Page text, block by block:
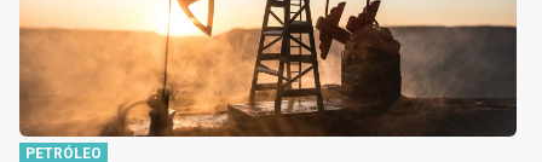
PETRÓLEO